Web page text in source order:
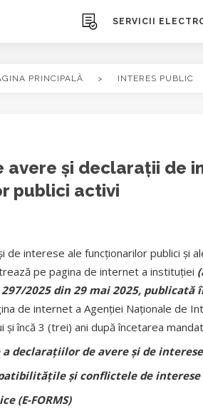
SERVICII
PRINCIPALĂ > INTERES PUBLIC
avere și declarații de
publici activi
de interese ale funcționarilor publici și
pe pagina de internet a instituției
2025 din 29 mai 2025, publicată
de internet a Agenţiei Naționale de
şi încă 3 (trei) ani după încetarea
a declarațiilor de avere și de interese
și conflictele de interese
(E-FORMS)